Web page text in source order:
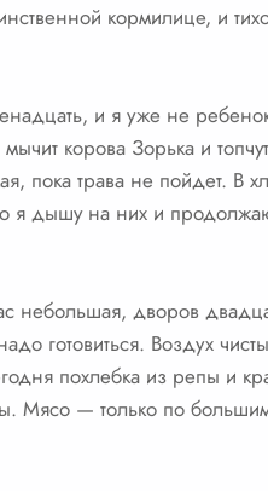
кормилице, и тихо
и я уже не
мычит корова Зорька и
пока трава не пойдет. В
я дышу на них и
небольшая, дворов
готовиться. Воздух
похлебка из репы и
Мясо — только по